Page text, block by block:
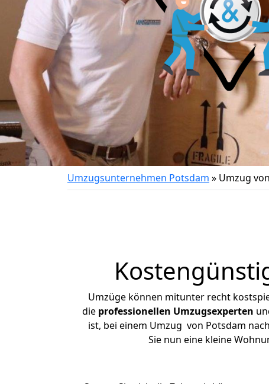
Umzugsunternehmen Potsdam » Umzug
Umzüge können mitunter recht
die professionellen Umzugsexperten
ist, bei einem Umzug von Potsdam
Sie nun eine kleine